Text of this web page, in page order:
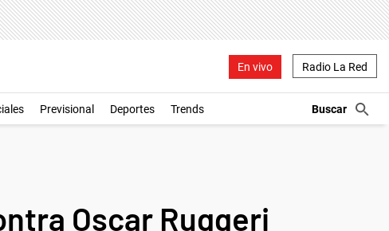
En vivo Radio La Red
Previsional Deportes Trends
Oscar Ruggeri